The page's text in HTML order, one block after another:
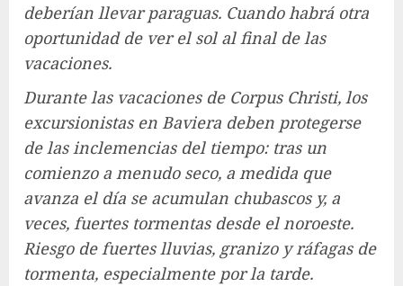
deberían llevar paraguas. Cuando habrá otra
oportunidad de ver el sol al final de las
vacaciones.
Durante las vacaciones de Corpus Christi, los
excursionistas en Baviera deben protegerse
de las inclemencias del tiempo: tras un
comienzo a menudo seco, a medida que
avanza el día se acumulan chubascos y, a
veces, fuertes tormentas desde el noroeste.
Riesgo de fuertes lluvias, granizo y ráfagas de
tormenta, especialmente por la tarde.